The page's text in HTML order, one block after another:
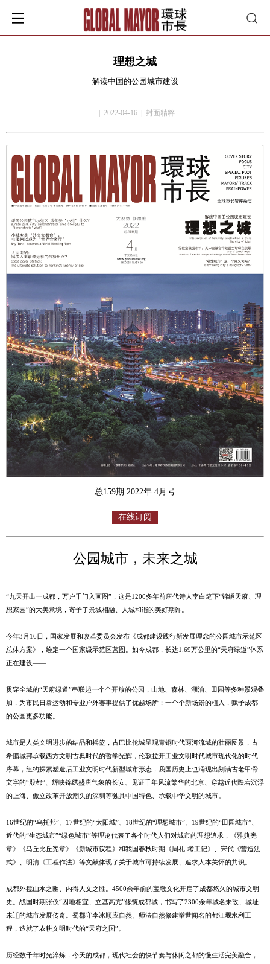
理想之城
解读中国的公园城市建设
| 2022-04-16 | 封面精粹
总159期 2022年 4月号
在线订阅
公园城市，未来之城
“九天开出一成都，万户千门入画图”，这是1200多年前唐代诗人李白笔下“锦绣天府、理
想家园”的大美意境，寄予了景城相融、人城和谐的美好期许。
今年3月16日，国家发展和改革委员会发布《成都建设践行新发展理念的公园城市示范区
总体方案》，绘定一个国家级示范区蓝图。如今成都，长达1.69万公里的“天府绿道”体系
正在建设——
贯穿全域的“天府绿道”串联起一个个开放的公园，山地、森林、湖泊、田园等多种景观叠
加，为市民日常运动和专业户外赛事提供了优越场所；一个个新场景的植入，赋予成都
的公园更多功能。
城市是人类文明进步的结晶和摇篮，古巴比伦城呈现青铜时代两河流域的壮丽图景，古
希腊城邦承载西方文明古典时代的哲学光辉，伦敦拉开工业文明时代城市现代化的时代
序幕，纽约探索塑造后工业文明时代新型城市形态，我国历史上也涌现出刻满古老甲骨
文字的“殷都”、辉映锦绣盛唐气象的长安、见证千年风流繁华的北京、穿越近代跌宕沉浮
的上海、傲立改革开放潮头的深圳等独具中国特色、承载中华文明的城市。
16世纪的“乌托邦”、17世纪的“太阳城”、18世纪的“理想城市”、19世纪的“田园城市”、
近代的“生态城市”“绿色城市”等理论代表了各个时代人们对城市的理想追求，《雅典宪
章》《马丘比丘宪章》《新城市议程》和我国春秋时期《周礼·考工记》、宋代《营造法
式》、明清《工程作法》等文献体现了关于城市可持续发展、追求人本关怀的共识。
成都外揽山水之幽、内得人文之胜。4500余年前的宝墩文化开启了成都悠久的城市文明
史。战国时期张仪“因地相宜、立基高亢”修筑成都城，书写了2300余年城名未改、城址
未迁的城市发展传奇。蜀郡守李冰顺应自然、师法自然修建举世闻名的都江堰水利工
程，造就了农耕文明时代的“天府之国”。
历经数千年时光淬炼，今天的成都，现代社会的快节奏与休闲之都的慢生活完美融合，